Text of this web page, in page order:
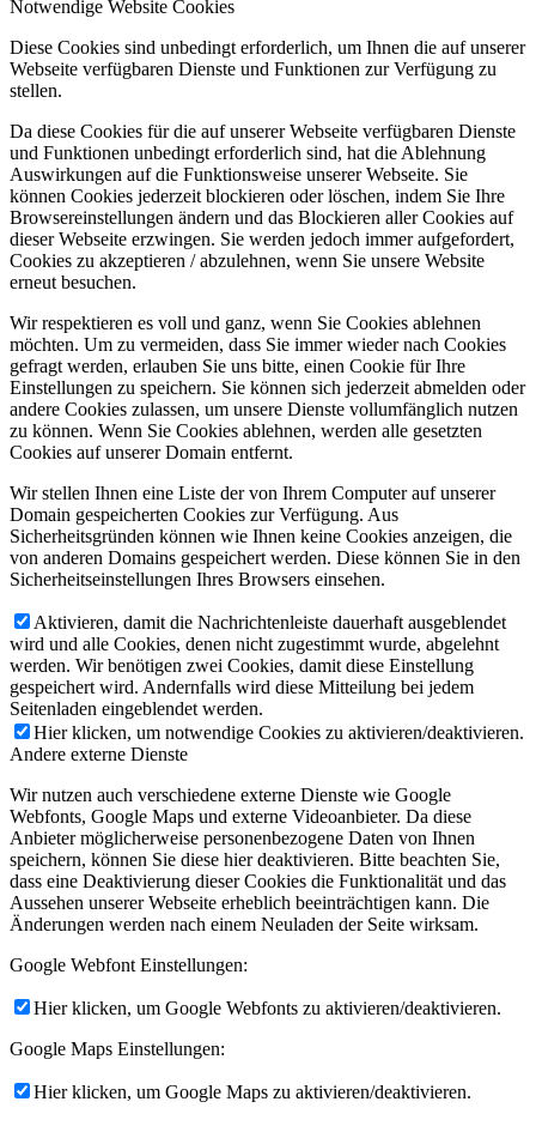
Notwendige Website Cookies
Diese Cookies sind unbedingt erforderlich, um Ihnen die auf unserer
Webseite verfügbaren Dienste und Funktionen zur Verfügung zu
stellen.
Da diese Cookies für die auf unserer Webseite verfügbaren Dienste
und Funktionen unbedingt erforderlich sind, hat die Ablehnung
Auswirkungen auf die Funktionsweise unserer Webseite. Sie
können Cookies jederzeit blockieren oder löschen, indem Sie Ihre
Browsereinstellungen ändern und das Blockieren aller Cookies auf
dieser Webseite erzwingen. Sie werden jedoch immer aufgefordert,
Cookies zu akzeptieren / abzulehnen, wenn Sie unsere Website
erneut besuchen.
Wir respektieren es voll und ganz, wenn Sie Cookies ablehnen
möchten. Um zu vermeiden, dass Sie immer wieder nach Cookies
gefragt werden, erlauben Sie uns bitte, einen Cookie für Ihre
Einstellungen zu speichern. Sie können sich jederzeit abmelden oder
andere Cookies zulassen, um unsere Dienste vollumfänglich nutzen
zu können. Wenn Sie Cookies ablehnen, werden alle gesetzten
Cookies auf unserer Domain entfernt.
Wir stellen Ihnen eine Liste der von Ihrem Computer auf unserer
Domain gespeicherten Cookies zur Verfügung. Aus
Sicherheitsgründen können wie Ihnen keine Cookies anzeigen, die
von anderen Domains gespeichert werden. Diese können Sie in den
Sicherheitseinstellungen Ihres Browsers einsehen.
Aktivieren, damit die Nachrichtenleiste dauerhaft ausgeblendet
wird und alle Cookies, denen nicht zugestimmt wurde, abgelehnt
werden. Wir benötigen zwei Cookies, damit diese Einstellung
gespeichert wird. Andernfalls wird diese Mitteilung bei jedem
Seitenladen eingeblendet werden.
Hier klicken, um notwendige Cookies zu aktivieren/deaktivieren.
Andere externe Dienste
Wir nutzen auch verschiedene externe Dienste wie Google
Webfonts, Google Maps und externe Videoanbieter. Da diese
Anbieter möglicherweise personenbezogene Daten von Ihnen
speichern, können Sie diese hier deaktivieren. Bitte beachten Sie,
dass eine Deaktivierung dieser Cookies die Funktionalität und das
Aussehen unserer Webseite erheblich beeinträchtigen kann. Die
Änderungen werden nach einem Neuladen der Seite wirksam.
Google Webfont Einstellungen:
Hier klicken, um Google Webfonts zu aktivieren/deaktivieren.
Google Maps Einstellungen:
Hier klicken, um Google Maps zu aktivieren/deaktivieren.